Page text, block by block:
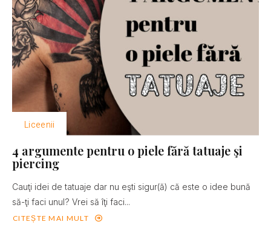
Liceenii
4 argumente pentru o piele fără tatuaje şi
piercing
Cauţi idei de tatuaje dar nu eşti sigur(ă) că este o idee bună
să-ţi faci unul? Vrei să îţi faci...
CITEȘTE MAI MULT